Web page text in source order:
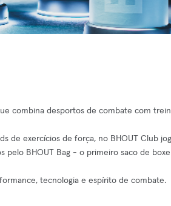
combina desportos de combate com
de exercícios de força, no BHOUT Club
pelo BHOUT Bag - o primeiro saco de
tecnologia e espírito de combate.